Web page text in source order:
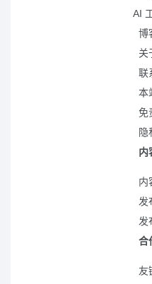
AI
博
关
联
本
免
隐
内
内
发
发
合
友